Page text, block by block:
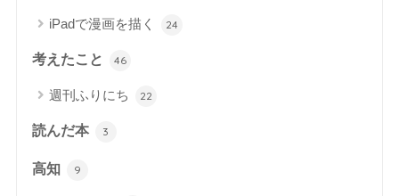
iPadで漫画を描く 24
考えたこと 46
週刊ふりにち 22
読んだ本 3
高知 9